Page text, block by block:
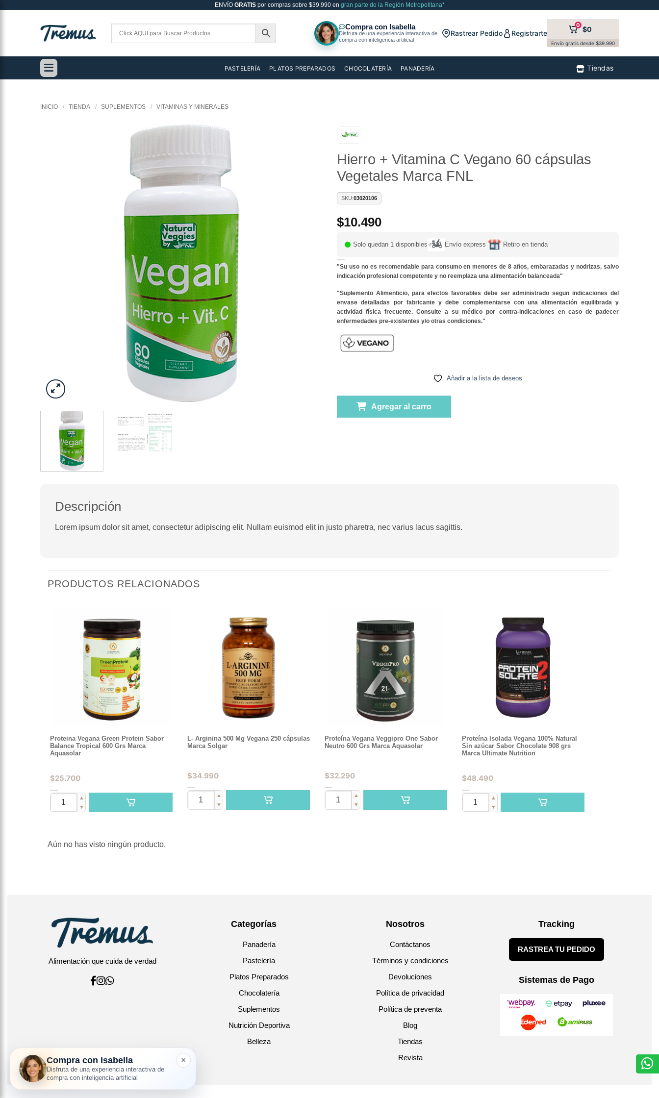
ENVÍO GRATISpor compras sobre $39.990 en gran parte de la Región Metropolitana*
Rastrear Pedido Registrarte
0 $0
Envío gratis desde $39.990
PASTELERÍA PLATOS PREPARADOS CHOCOLATERÍA PANADERÍA Tiendas
INICIO / TIENDA / SUPLEMENTOS / VITAMINAS Y MINERALES
Hierro + Vitamina C Vegano 60 cápsulas
Vegetales Marca FNL
SKU:03020106
$10.490
Solo quedan 1 disponibles Envío express Retiro en tienda
"Su uso no es recomendable para consumo en menores de 8 años, embarazadas y nodrizas, salvo
indicación profesional competente y no reemplaza una alimentación balanceada"
"Suplemento Alimenticio, para efectos favorables debe ser administrado segun indicaciones del
envase detalladas por fabricante y debe complementarse con una alimentación equilibrada y
actividad física frecuente. Consulte a su médico por contra-indicaciones en caso de padecer
enfermedades pre-existentes y/o otras condiciones."
Añadir a la lista de deseos
Agregar al carro
Descripción
Lorem ipsum dolor sit amet, consectetur adipiscing elit. Nullam euismod elit in justo pharetra, nec varius lacus sagittis.
PRODUCTOS RELACIONADOS
Proteina Vegana Green Protein Sabor
Balance Tropical 600 Grs Marca
Aquasolar
$25.700
▲
▼
L- Arginina 500 Mg Vegana 250 cápsulas
Marca Solgar
$34.990
▲
▼
Proteína Vegana Veggipro One Sabor
Neutro 600 Grs Marca Aquasolar
$32.290
▲
▼
Proteína Isolada Vegana 100% Natural
Sin azúcar Sabor Chocolate 908 grs
Marca Ultimate Nutrition
$48.490
▲
▼
Aún no has visto ningún producto.
Alimentación que cuida de verdad
Categorías
Panadería
Pastelería
Platos Preparados
Chocolatería
Suplementos
Nutrición Deportiva
Belleza
Nosotros
Contáctanos
Términos y condiciones
Devoluciones
Política de privacidad
Política de preventa
Blog
Tiendas
Revista
Tracking
RASTREA TU PEDIDO
Sistemas de Pago